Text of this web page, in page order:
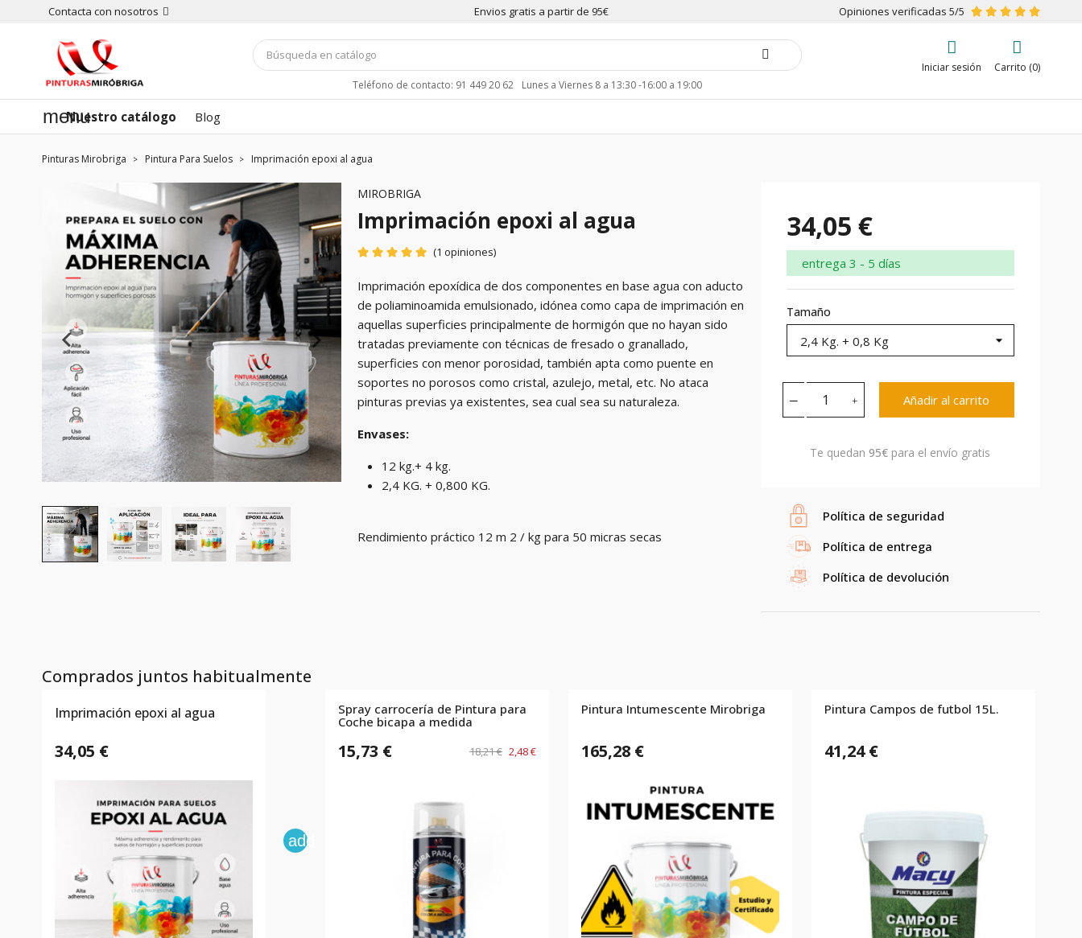
Contacta con nosotros Envios gratis a partir de 95€ Opiniones verificadas 5/5
Teléfono de contacto: 91 449 20 62 Lunes a Viernes 8 a 13:30 -16:00 a 19:00
Iniciar sesión Carrito (0)
menuNuestro catálogo Blog
Pinturas Mirobriga Pintura Para Suelos Imprimación epoxi al agua
MIROBRIGA
Imprimación epoxi al agua
(1 opiniones)
Imprimación epoxídica de dos componentes en base agua con aducto
de poliaminoamida emulsionado, idónea como capa de imprimación en
aquellas superficies principalmente de hormigón que no hayan sido
tratadas previamente con técnicas de fresado o granallado,
superficies con menor porosidad, también apta como puente en
soportes no porosos como cristal, azulejo, metal, etc. No ataca
pinturas previas ya existentes, sea cual sea su naturaleza.
Envases:
12 kg.+ 4 kg.
2,4 KG. + 0,800 KG.
Rendimiento práctico 12 m 2 / kg para 50 micras secas
34,05 €
entrega 3 - 5 días
Tamaño
Añadir al carrito
Te quedan95€ para el envío gratis
Política de seguridad
Política de entrega
Política de devolución
Comprados juntos habitualmente
Imprimación epoxi al agua
34,05 €
add
Spray carrocería de Pintura para
Coche bicapa a medida
15,73 € 18,21 € 2,48 €
Pintura Intumescente Mirobriga
165,28 €
Pintura Campos de futbol 15L.
41,24 €